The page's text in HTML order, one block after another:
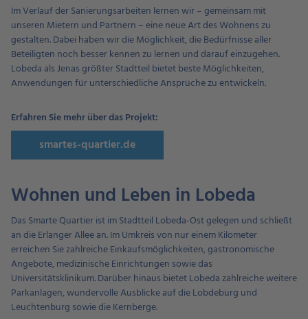
Im Verlauf der Sanierungsarbeiten lernen wir – gemeinsam mit
unseren Mietern und Partnern – eine neue Art des Wohnens zu
gestalten. Dabei haben wir die Möglichkeit, die Bedürfnisse aller
Beteiligten noch besser kennen zu lernen und darauf einzugehen.
Lobeda als Jenas größter Stadtteil bietet beste Möglichkeiten,
Anwendungen für unterschiedliche Ansprüche zu entwickeln.
Erfahren Sie mehr über das Projekt:
smartes-quartier.de
Wohnen und Leben in Lobeda
Das Smarte Quartier ist im Stadtteil Lobeda-Ost gelegen und schließt
an die Erlanger Allee an. Im Umkreis von nur einem Kilometer
erreichen Sie zahlreiche Einkaufsmöglichkeiten, gastronomische
Angebote, medizinische Einrichtungen sowie das
Universitätsklinikum. Darüber hinaus bietet Lobeda zahlreiche weitere
Parkanlagen, wundervolle Ausblicke auf die Lobdeburg und
Leuchtenburg sowie die Kernberge.